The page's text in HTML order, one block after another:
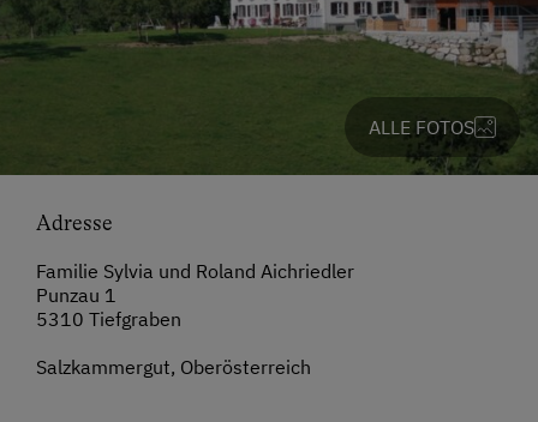
ALLE FOTOS
Adresse
Familie Sylvia und Roland Aichriedler
Punzau 1
5310 Tiefgraben
Salzkammergut, Oberösterreich